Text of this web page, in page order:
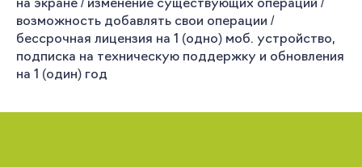
на экране / изменение существующих операций /
возможность добавлять свои операции /
бессрочная лицензия на 1 (одно) моб. устройство,
подписка на техническую поддержку и обновления
на 1 (один) год